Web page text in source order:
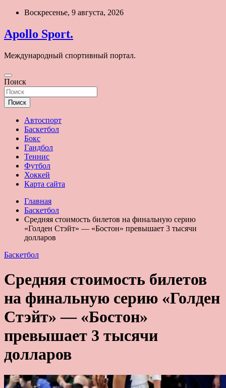
Перейти
содержимому
Воскресенье, 9 августа, 2026
Apollo Sport.
Международный спортивный портал.
Поиск
Поиск
Автоспорт
Баскетбол
Бокс
Гандбол
Теннис
Футбол
Хоккей
Карта сайта
Главная
Баскетбол
Средняя стоимость билетов на финальную серию
«Голден Стэйт» — «Бостон» превышает 3 тысячи
долларов
Баскетбол
Средняя стоимость билетов
на финальную серию «Голден
Стэйт» — «Бостон»
превышает 3 тысячи
долларов